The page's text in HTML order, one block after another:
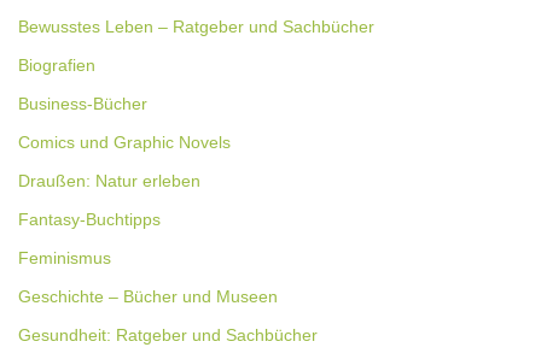
Bewusstes Leben – Ratgeber und Sachbücher
Biografien
Business-Bücher
Comics und Graphic Novels
Draußen: Natur erleben
Fantasy-Buchtipps
Feminismus
Geschichte – Bücher und Museen
Gesundheit: Ratgeber und Sachbücher